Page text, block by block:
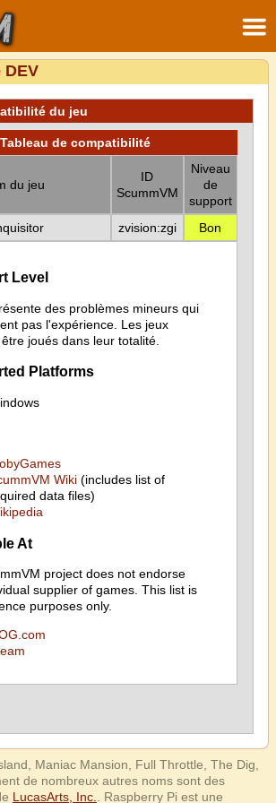
du jeu
Tableau de compatibilité
du jeu
ID
ScummVM
Niveau
de
support
zvision:zgi Bon
Level
des problèmes mineurs qui
pas l'expérience. Les jeux
joués dans leur totalité.
Platforms
Wiki(includes list of
data files)
At
project does not endorse
supplier of games. This list is
purposes only.
Maniac Mansion, Full Throttle, The Dig,
de nombreux autres noms sont des
LucasArts, Inc. . Raspberry Pi est une